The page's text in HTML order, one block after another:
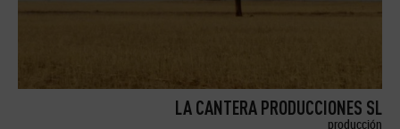
LA CANTERA PRODUCCIONES SL
producción